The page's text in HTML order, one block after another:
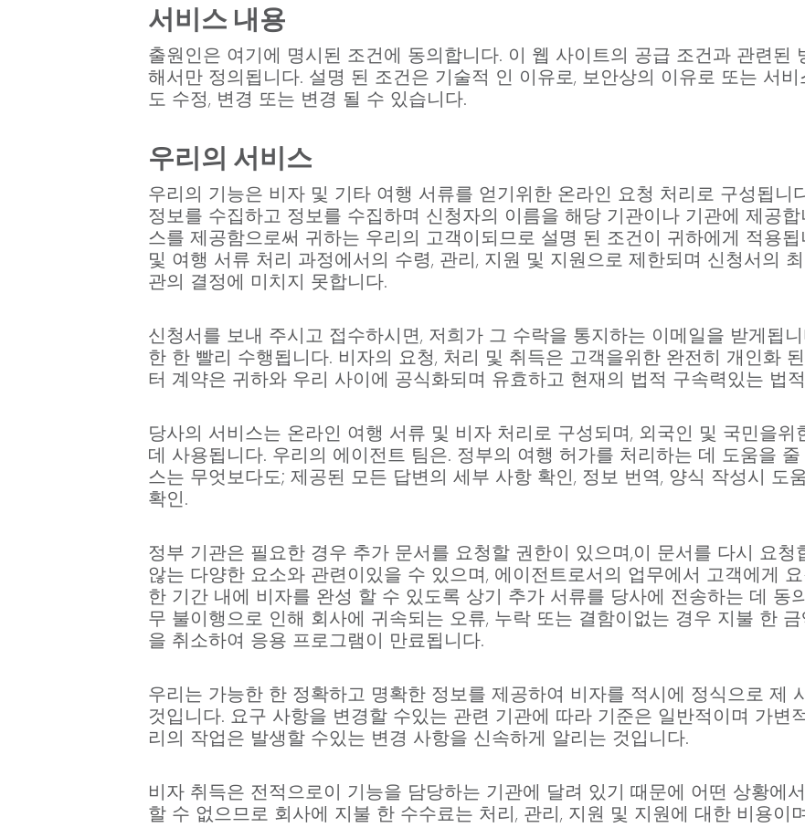
서비스 내용
출원인은 여기에 명시된 조건에 동의합니다. 이 웹 사이트의 공급 조건과 관련된
해서만 정의됩니다. 설명 된 조건은 기술적 인 이유로, 보안상의 이유로 또는 서
도 수정, 변경 또는 변경 될 수 있습니다.
우리의 서비스
우리의 기능은 비자 및 기타 여행 서류를 얻기위한 온라인 요청 처리로 구성됩니
정보를 수집하고 정보를 수집하며 신청자의 이름을 해당 기관이나 기관에 제공
스를 제공함으로써 귀하는 우리의 고객이되므로 설명 된 조건이 귀하에게 적용
및 여행 서류 처리 과정에서의 수령, 관리, 지원 및 지원으로 제한되며 신청서의
관의 결정에 미치지 못합니다.
신청서를 보내 주시고 접수하시면, 저희가 그 수락을 통지하는 이메일을 받게됩
한 한 빨리 수행됩니다. 비자의 요청, 처리 및 취득은 고객을위한 완전히 개인화
터 계약은 귀하와 우리 사이에 공식화되며 유효하고 현재의 법적 구속력있는 법
당사의 서비스는 온라인 여행 서류 및 비자 처리로 구성되며, 외국인 및 국민을
데 사용됩니다. 우리의 에이전트 팀은. 정부의 여행 허가를 처리하는 데 도움을
스는 무엇보다도; 제공된 모든 답변의 세부 사항 확인, 정보 번역, 양식 작성시 도
확인.
정부 기관은 필요한 경우 추가 문서를 요청할 권한이 있으며,이 문서를 다시 요청
않는 다양한 요소와 관련이있을 수 있으며, 에이전트로서의 업무에서 고객에게
한 기간 내에 비자를 완성 할 수 있도록 상기 추가 서류를 당사에 전송하는 데 동
무 불이행으로 인해 회사에 귀속되는 오류, 누락 또는 결함이없는 경우 지불 한
을 취소하여 응용 프로그램이 만료됩니다.
우리는 가능한 한 정확하고 명확한 정보를 제공하여 비자를 적시에 정식으로 제
것입니다. 요구 사항을 변경할 수있는 관련 기관에 따라 기준은 일반적이며 가변
리의 작업은 발생할 수있는 변경 사항을 신속하게 알리는 것입니다.
비자 취득은 전적으로이 기능을 담당하는 기관에 달려 있기 때문에 어떤 상황에
할 수 없으므로 회사에 지불 한 수수료는 처리, 관리, 지원 및 지원에 대한 비용이